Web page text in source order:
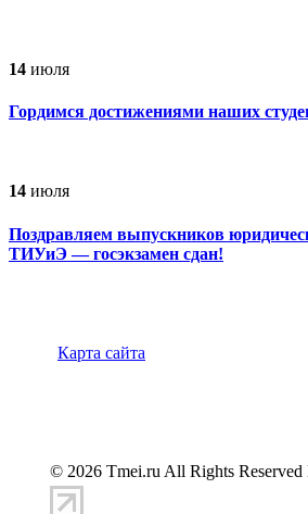
14 июля
Гордимся достижениями наших
14 июля
Поздравляем выпускников
ТИУиЭ — госэкзамен сдан!
Карта сайта
© 2026 Tmei.ru All Rights Reserved